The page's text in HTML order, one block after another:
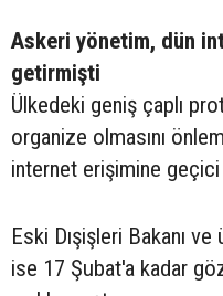
Askeri yönetim, dün
getirmişti
Ülkedeki geniş çaplı
organize olmasını
internet erişimine
Eski Dışişleri Bakanı
ise 17 Şubat'a kadar